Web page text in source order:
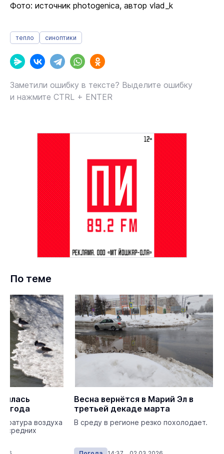
Фото: источник photogenica, автор vlad_k
тепло синоптики
Заметили ошибку в тексте? Выделите ошибку
и нажмите CTRL + ENTER
По теме
воздуха
средних
Весна вернётся в Марий Эл в
третьей декаде марта
В среду в регионе резко похолодает.